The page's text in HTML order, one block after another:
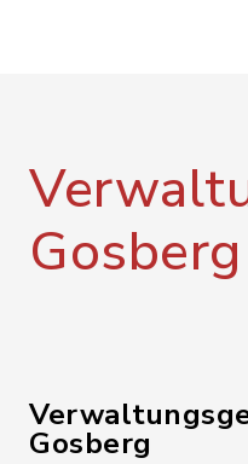
Gosberg
Gosberg